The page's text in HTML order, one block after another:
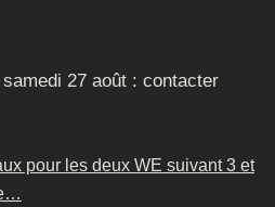
27 août : contacter
pour les deux WE suivant 3 et